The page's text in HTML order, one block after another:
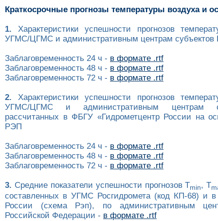
Краткосрочные прогнозы температуры воздуха и
1. Характеристики успешности прогнозов
УГМС/ЦГМС и административным центрам субъектов
Заблаговременность 24 ч - в формате .rtf
Заблаговременность 48 ч - в формате .rtf
Заблаговременность 72 ч - в формате .rtf
2. Характеристики успешности прогнозов
УГМС/ЦГМС и административным центрам
рассчитанных в ФБГУ «Гидрометцентр России на
РЭП
Заблаговременность 24 ч - в формате .rtf
Заблаговременность 48 ч - в формате .rtf
Заблаговременность 72 ч - в формате .rtf
3. Средние показатели успешности прогнозов Tmin, T
составленных в УГМС Росгидромета (код КП-68) и в
России (схема Рэп), по административным
Российской Федерации - в формате .rtf